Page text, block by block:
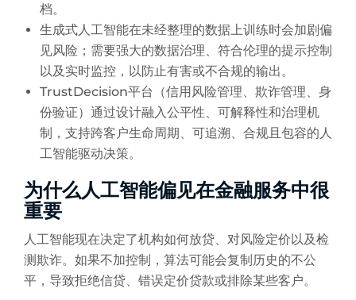
档。
生成式人工智能在未经整理的数据上训练时会加剧偏
见风险；需要强大的数据治理、符合伦理的提示控制
以及实时监控，以防止有害或不合规的输出。
TrustDecision平台（信用风险管理、欺诈管理、身
份验证）通过设计融入公平性、可解释性和治理机
制，支持跨客户生命周期、可追溯、合规且包容的人
工智能驱动决策。
为什么人工智能偏见在金融服务中很
重要
人工智能现在决定了机构如何放贷、对风险定价以及检
测欺诈。如果不加控制，算法可能会复制历史的不公
平，导致拒绝信贷、错误定价贷款或排除某些客户。